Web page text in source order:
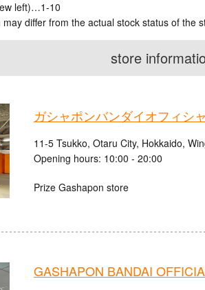
left)…1-10
differ from the actual stock status of the
store
ガシャポンバンダイオフィシ
11-5 Tsukko, Otaru City, Hokkaido,
Opening hours: 10:00 - 20:00
Prize Gashapon store
GASHAPON BANDAI